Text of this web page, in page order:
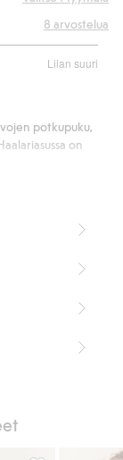
Liian suuri
8 arvostelua
potkupuku,
on